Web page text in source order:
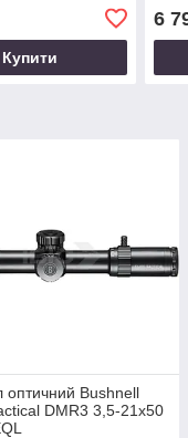
Купити
6
оптичний Bushnell
DMR3 3,5-21x50